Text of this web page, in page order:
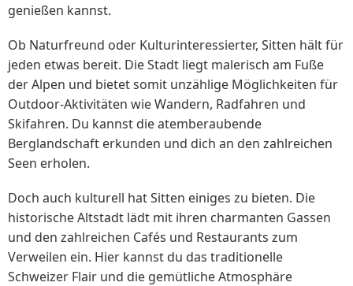
genießen kannst.
Ob Naturfreund oder Kulturinteressierter, Sitten hält für
jeden etwas bereit. Die Stadt liegt malerisch am Fuße
der Alpen und bietet somit unzählige Möglichkeiten für
Outdoor-Aktivitäten wie Wandern, Radfahren und
Skifahren. Du kannst die atemberaubende
Berglandschaft erkunden und dich an den zahlreichen
Seen erholen.
Doch auch kulturell hat Sitten einiges zu bieten. Die
historische Altstadt lädt mit ihren charmanten Gassen
und den zahlreichen Cafés und Restaurants zum
Verweilen ein. Hier kannst du das traditionelle
Schweizer Flair und die gemütliche Atmosphäre